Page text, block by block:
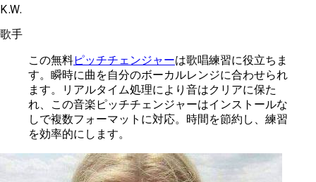
K.W.
歌手
この無料ピッチチェンジャーは歌唱練習に役立ちま
す。瞬時に曲を自分のボーカルレンジに合わせられ
ます。リアルタイム処理により音はクリアに保た
れ、この音楽ピッチチェンジャーはインストールな
しで複数フォーマットに対応。時間を節約し、練習
を効率的にします。